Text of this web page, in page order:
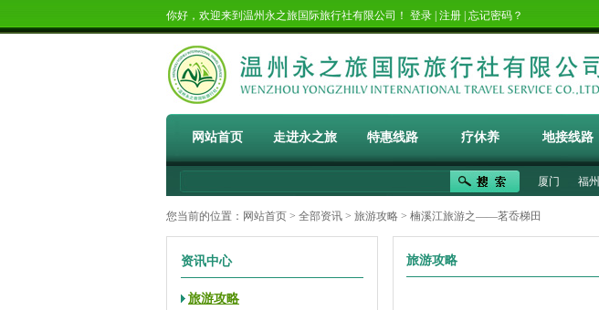
你好，欢迎来到温州永之旅国际旅行社有限公司！ 登录 注册 忘记密码？
网站首页 走进永之旅 特惠线路 疗休养 地接线路
厦门 福州
您当前的位置： 网站首页 > 全部资讯 > 旅游攻略 > 楠溪江旅游之——茗岙梯田
资讯中心
旅游攻略
旅游攻略